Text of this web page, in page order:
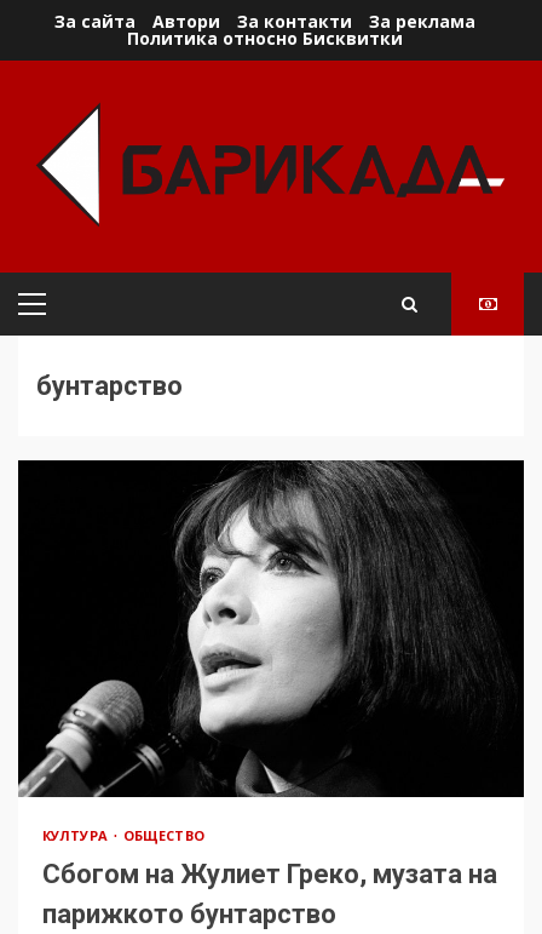
За сайта Автори За контакти За реклама
Политика относно Бисквитки
Primary
бунтарство
КУЛТУРА ОБЩЕСТВО
Сбогом на Жулиет Греко, музата на
парижкото бунтарство